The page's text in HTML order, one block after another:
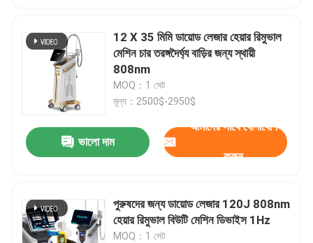
পণ্য
12 X 35 মিমি ডায়োড লেজার হেয়ার রিমুভাল
মেশিন চার তরঙ্গদৈর্ঘ্য বাড়ির জন্য স্থায়ী
808nm
MOQ：1 সেট
মূল্য：2500$-2950$
ভালো দাম
আমাদের সাথে যোগাযোগ
করুন
পুরুষদের জন্য ডায়োড লেজার 120J 808nm
হেয়ার রিমুভাল বিউটি মেশিন ডিভাইস 1Hz
MOQ：1 সেট